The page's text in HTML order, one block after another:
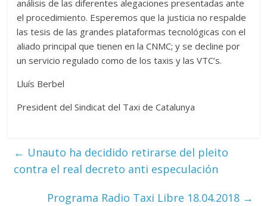
análisis de las diferentes alegaciones presentadas ante
el procedimiento. Esperemos que la justicia no respalde
las tesis de las grandes plataformas tecnológicas con el
aliado principal que tienen en la CNMC; y se decline por
un servicio regulado como de los taxis y las VTC’s.
Lluís Berbel
President del Sindicat del Taxi de Catalunya
← Unauto ha decidido retirarse del pleito
contra el real decreto anti especulación
Programa Radio Taxi Libre 18.04.2018 →